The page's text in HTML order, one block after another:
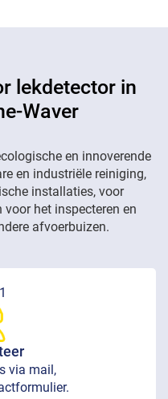
lekdetector in
Waver
en innoverende
en industriële reiniging,
installaties, voor
het inspecteren en
afvoerbuizen.
via mail,